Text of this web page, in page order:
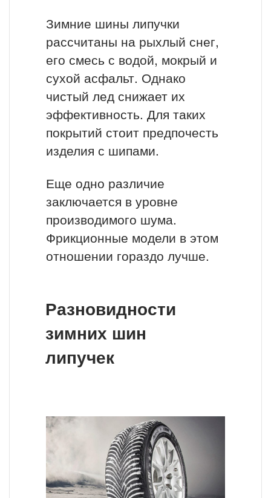
Зимние шины липучки
рассчитаны на рыхлый снег,
его смесь с водой, мокрый и
сухой асфальт. Однако
чистый лед снижает их
эффективность. Для таких
покрытий стоит предпочесть
изделия с шипами.
Еще одно различие
заключается в уровне
производимого шума.
Фрикционные модели в этом
отношении гораздо лучше.
Разновидности
зимних шин
липучек